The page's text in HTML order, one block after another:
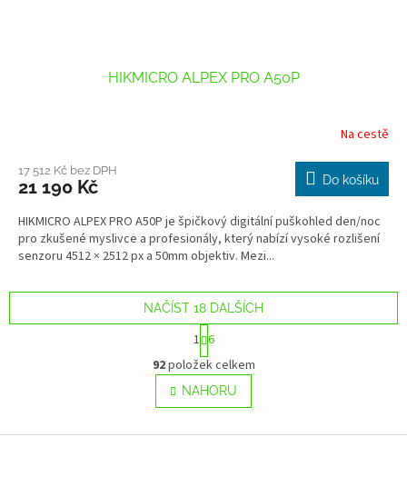
HIKMICRO ALPEX PRO A50P
Na cestě
17 512 Kč bez DPH
21 190 Kč Do košíku
HIKMICRO ALPEX PRO A50P je špičkový digitální puškohled den/noc
pro zkušené myslivce a profesionály, který nabízí vysoké rozlišení
senzoru 4512 × 2512 px a 50mm objektiv. Mezi...
O
v
l
á
NAČÍST 18 DALŠÍCH
S
t
r
á
n
k
v
1 6
92položek celkem
NAHORU